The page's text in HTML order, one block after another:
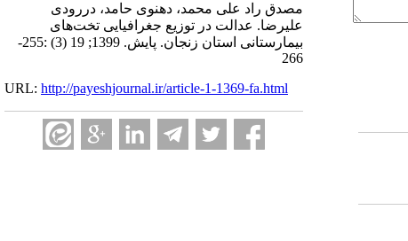
مصدق راد علی محمد، دهنوی حامد، دررودی
علیرضا. عدالت در توزیع جغرافیایی تخت‌های
بیمارستانی استان زنجان. پایش. 1399; 19 (3) :255-
266
URL: http://payeshjournal.ir/article-1-1369-fa.html